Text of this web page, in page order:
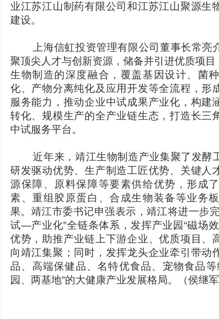
业江苏江山制药有限公司和江苏江山聚源生
建设。
上海信虹投资管理有限公司董事长常亮
聚顶尖人才与创新资源，储备并引进优质项
生物制造的深度融合，覆盖基因设计、菌
化、产物分离纯化及应用开发等全流程，形
服务能力，推动企业中试成果产业化，构建
转化、规模生产的全产业链生态，打造长三
中试服务平台。
近年来，靖江生物制造产业集聚了发酵
研发驱动优势、生产制造工匠优势、关键人
源保障、原料保障等要素供给优势，形成
素、重组胶原蛋白、合成生物装备等业务
果。靖江市委书记申强表示，靖江将进一步
试—产业化”全链条体系，发挥产业园“磁场
优势，助推产业链上下游企业、优质项目、
向靖江集聚；同时，发挥龙头企业牵引带动
品、高端保健品、名特优食品、宠物食品
园、两基地”的大健康产业发展格局。（侯继